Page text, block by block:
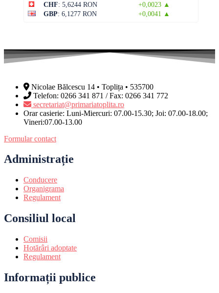
CHF: 5,6244 RON
+0,0023 ▲
GBP: 6,1277 RON +0,0041 ▲
Nicolae Bălcescu 14 • Toplița • 535700
Telefon: 0266 341 871 / Fax: 0266 341 772
secretariat@primariatoplita.ro
Orar casierie: Luni-Miercuri: 07.00-15.30; Joi: 07.00-18.00;
Vineri:07.00-13.00
Formular contact
Administrație
Conducere
Organigrama
Regulament
Consiliul local
Comisii
Hotărâri adoptate
Regulament
Informații publice